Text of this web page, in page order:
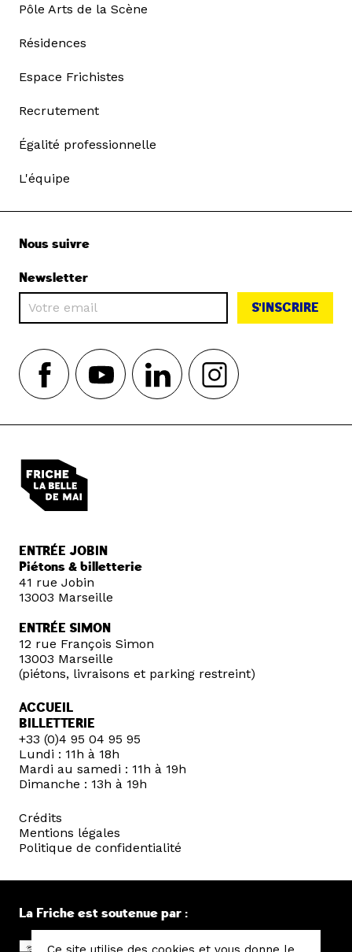
Pôle Arts de la Scène
Résidences
Espace Frichistes
Recrutement
Égalité professionnelle
L'équipe
Nous suivre
Newsletter
S'INSCRIRE
ENTRÉE JOBIN
Piétons & billetterie
41 rue Jobin
13003 Marseille
ENTRÉE SIMON
12 rue François Simon
13003 Marseille
(piétons, livraisons et parking restreint)
ACCUEIL
BILLETTERIE
+33 (0)4 95 04 95 95
Lundi : 11h à 18h
Mardi au samedi : 11h à 19h
Dimanche : 13h à 19h
Crédits
Mentions légales
Politique de confidentialité
La Friche est soutenue par :